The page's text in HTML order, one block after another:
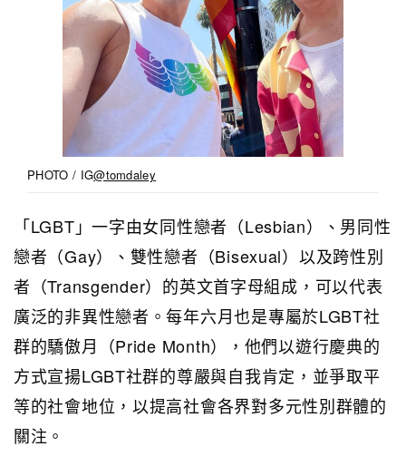
PHOTO / IG@tomdaley
「LGBT」一字由女同性戀者（Lesbian）、男同性
戀者（Gay）、雙性戀者（Bisexual）以及跨性別
者（Transgender）的英文首字母組成，可以代表
廣泛的非異性戀者。每年六月也是專屬於LGBT社
群的驕傲月（Pride Month），他們以遊行慶典的
方式宣揚LGBT社群的尊嚴與自我肯定，並爭取平
等的社會地位，以提高社會各界對多元性別群體的
關注。